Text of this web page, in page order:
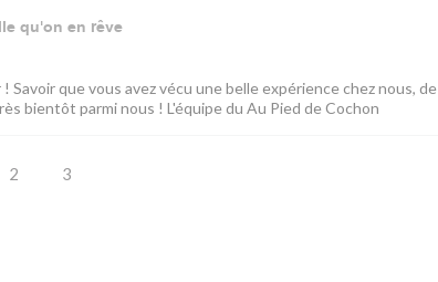
qu'on en rêve
que vous avez vécu une belle expérience chez nous, de
bientôt parmi nous ! L'équipe du Au Pied de Cochon
2 3